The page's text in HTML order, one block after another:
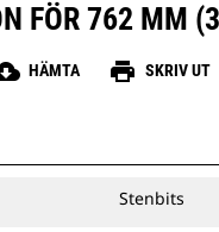
FÖR 762 MM
HÄMTA print SKRIV UT
Stenbits